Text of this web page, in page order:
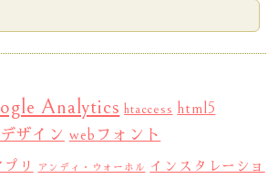
Analytics htaccess html5
ザイン webフォント
プリ アンディ・ウォーホル インスタレーショ